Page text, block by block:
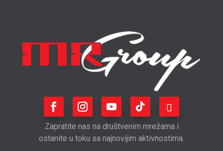
Zapratite nas na društvenim mrežama i
ostanite u toku sa najnovijim aktivnostima.